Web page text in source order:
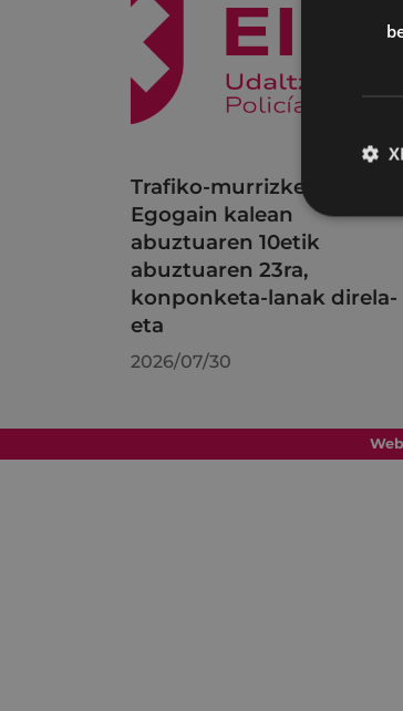
Trafiko-murrizketak
Egogain kalean
abuztuaren 10etik
abuztuaren 23ra,
konponketa-lanak direla-
eta
2026/07/30